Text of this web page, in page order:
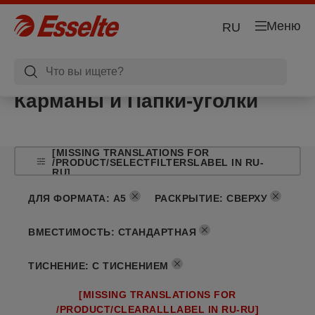
Меню
RU
Карманы и Папки-уголки
[MISSING TRANSLATIONS FOR
/PRODUCT/SELECTFILTERSLABEL IN RU-
RU]
ДЛЯ ФОРМАТА: A5 РАСКРЫТИЕ: СВЕРХУ
ВМЕСТИМОСТЬ: СТАНДАРТНАЯ
ТИСНЕНИЕ: С ТИСНЕНИЕМ
[MISSING TRANSLATIONS FOR
/PRODUCT/CLEARALLLABEL IN RU-RU]